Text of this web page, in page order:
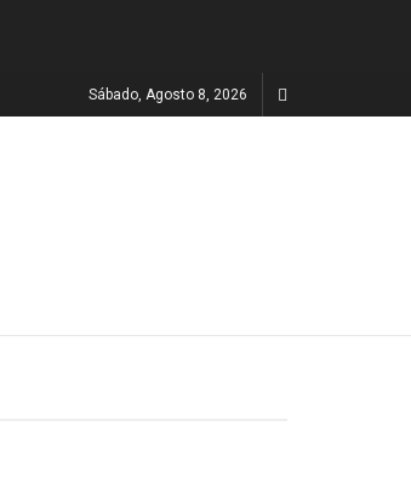
Sábado, Agosto 8, 2026